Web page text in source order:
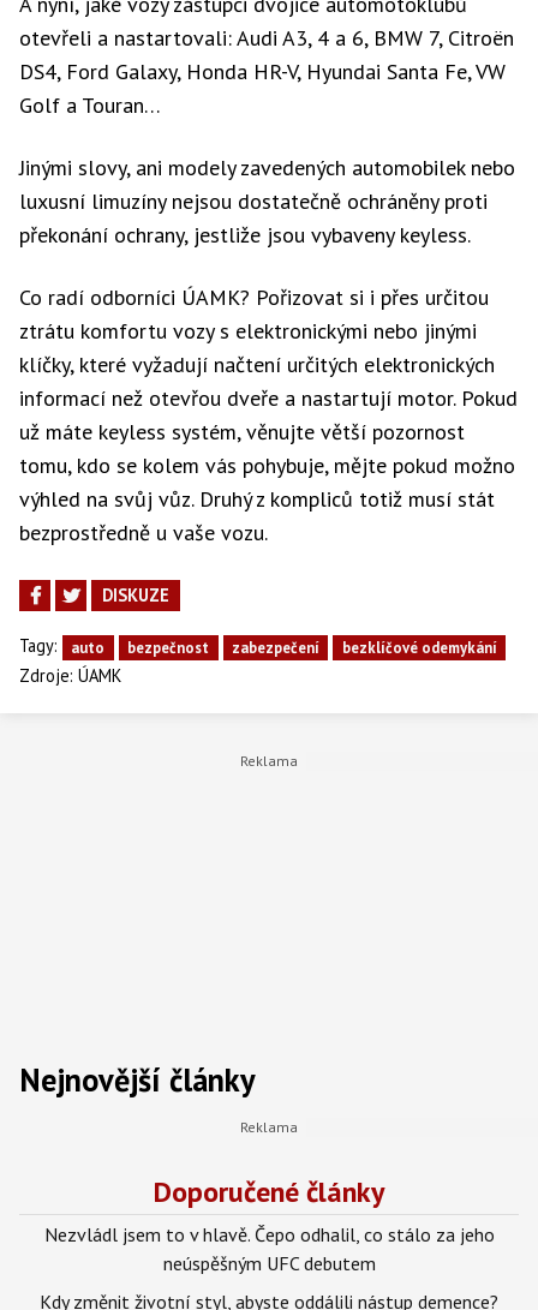
otevřeli a nastartovali: Audi A3, 4 a 6, BMW 7, Citroën
DS4, Ford Galaxy, Honda HR-V, Hyundai Santa Fe, VW
Golf a Touran…
Jinými slovy, ani modely zavedených automobilek nebo
luxusní limuzíny nejsou dostatečně ochráněny proti
překonání ochrany, jestliže jsou vybaveny keyless.
Co radí odborníci ÚAMK? Pořizovat si i přes určitou
ztrátu komfortu vozy s elektronickými nebo jinými
klíčky, které vyžadují načtení určitých elektronických
informací než otevřou dveře a nastartují motor. Pokud
už máte keyless systém, věnujte větší pozornost
tomu, kdo se kolem vás pohybuje, mějte pokud možno
výhled na svůj vůz. Druhý z kompliců totiž musí stát
bezprostředně u vaše vozu.
DISKUZE
Tagy: auto bezpečnost zabezpečení bezklíčové odemykání
Zdroje: ÚAMK
Nejnovější články
Doporučené články
Nezvládl jsem to v hlavě. Čepo odhalil, co stálo za jeho
neúspěšným UFC debutem
Kdy změnit životní styl, abyste oddálili nástup demence?